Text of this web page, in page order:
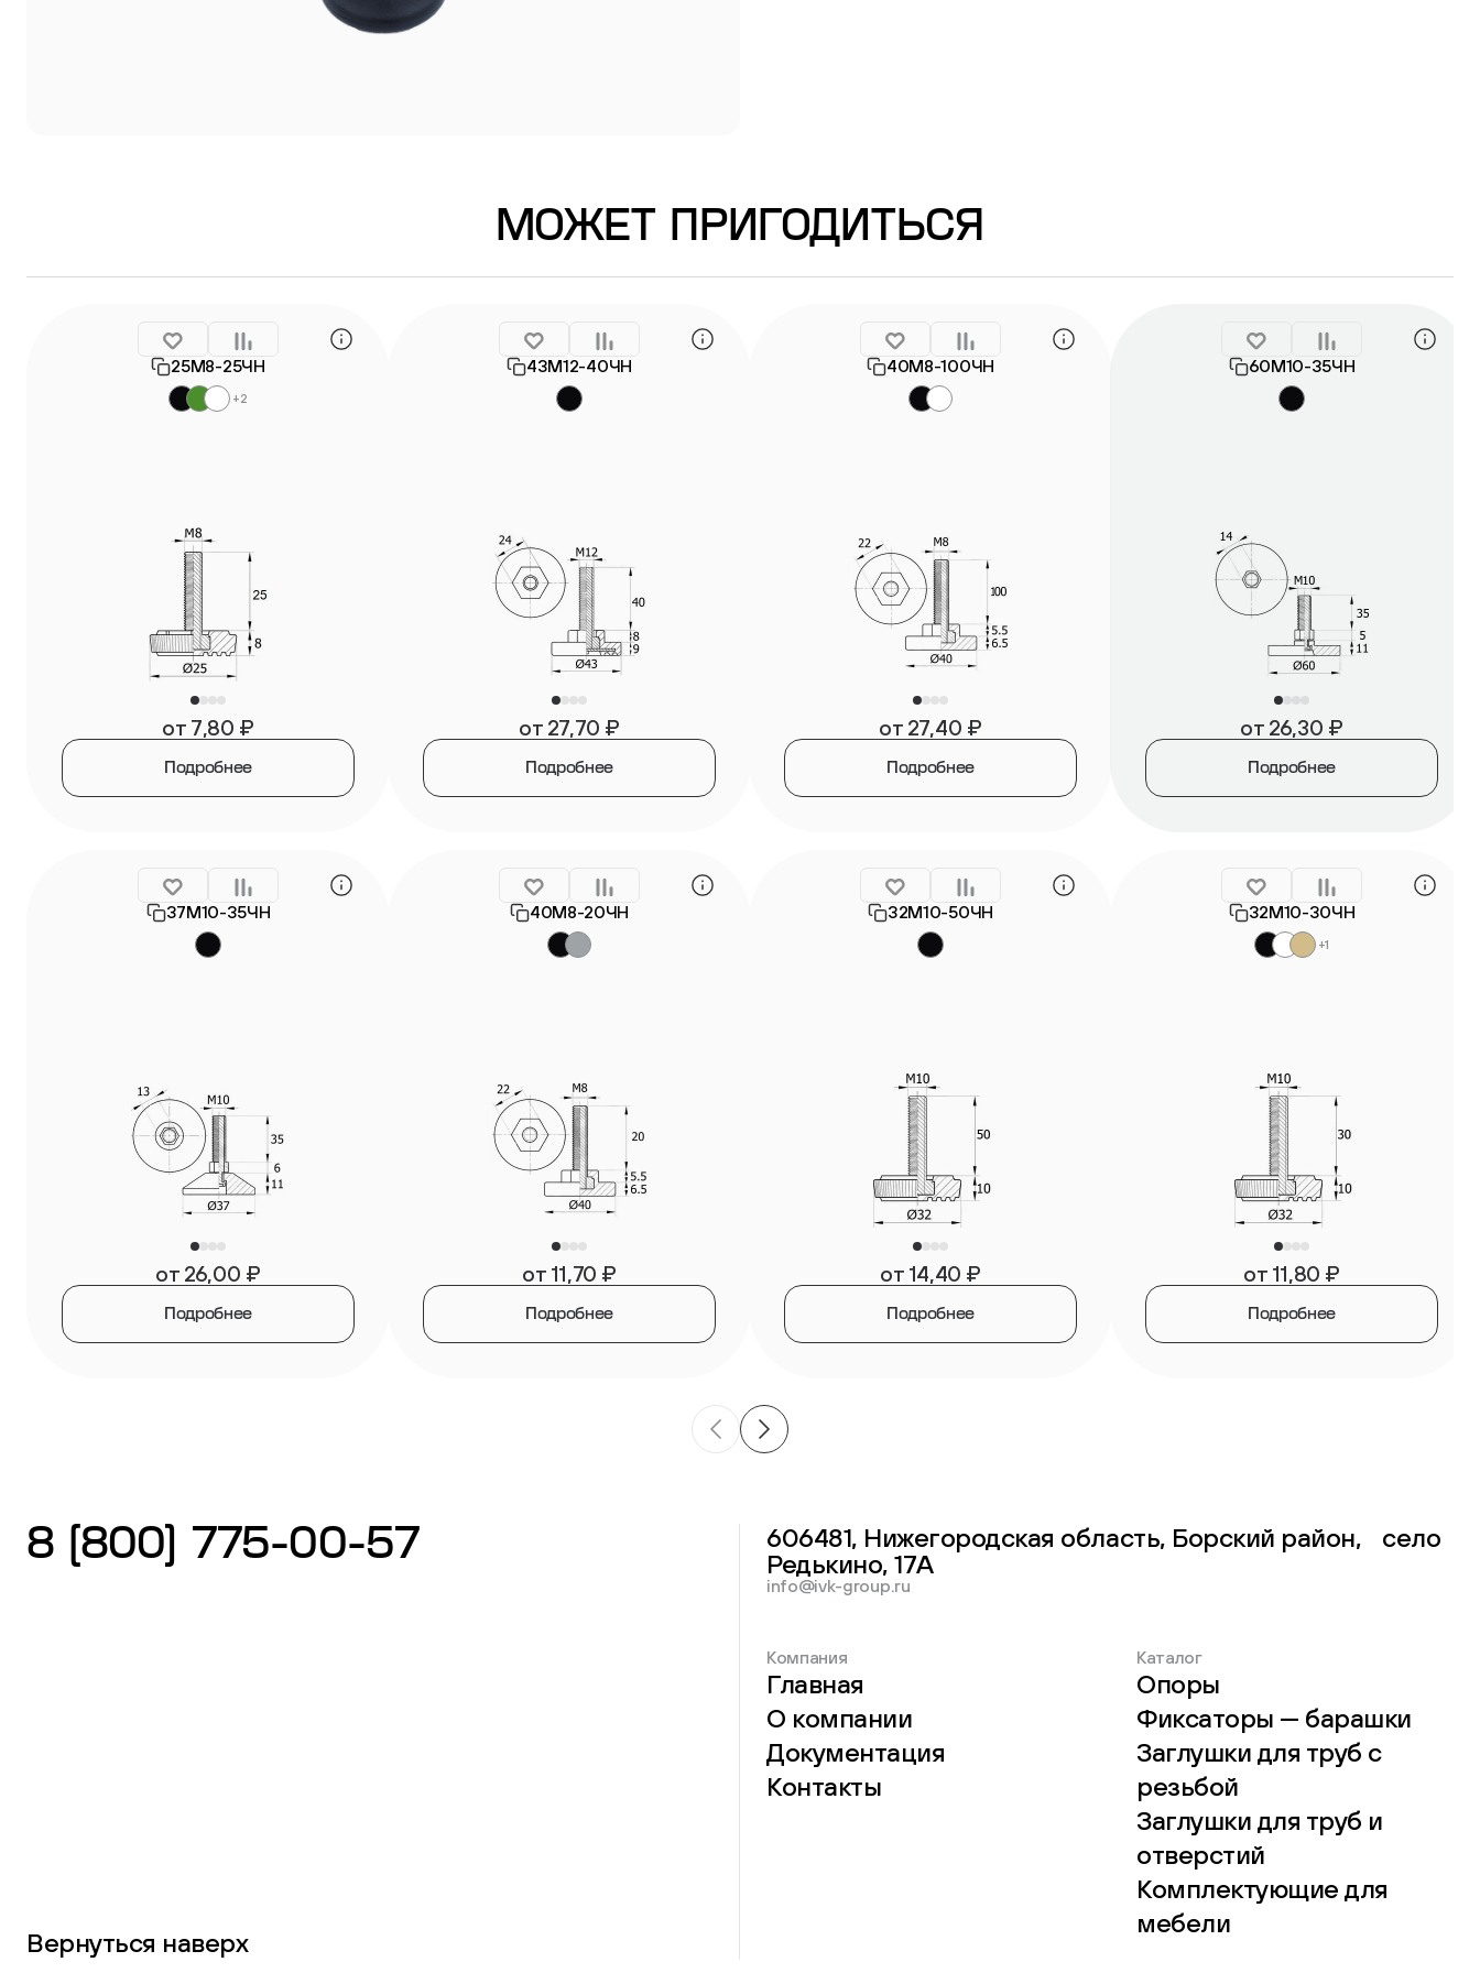
МОЖЕТ ПРИГОДИТЬСЯ
25М8-25ЧН
+2
от 7,80 ₽
Подробнее
43М12-40ЧН
от 27,70 ₽
Подробнее
40М8-100ЧН
от 27,40 ₽
Подробнее
60М10-35ЧН
от 26,30 ₽
Подробнее
37М10-35ЧН
от 26,00 ₽
Подробнее
40М8-20ЧН
от 11,70 ₽
Подробнее
32М10-50ЧН
от 14,40 ₽
Подробнее
32М10-30ЧН
+1
от 11,80 ₽
Подробнее
8 (800) 775-00-57
Вернуться наверх
606481, Нижегородская область, Борский район, село
Редькино, 17А
info@ivk-group.ru
Компания
Главная
О компании
Документация
Контакты
Каталог
Опоры
Фиксаторы — барашки
Заглушки для труб с
резьбой
Заглушки для труб и
отверстий
Комплектующие для
мебели